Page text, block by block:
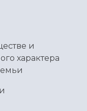
и
характера